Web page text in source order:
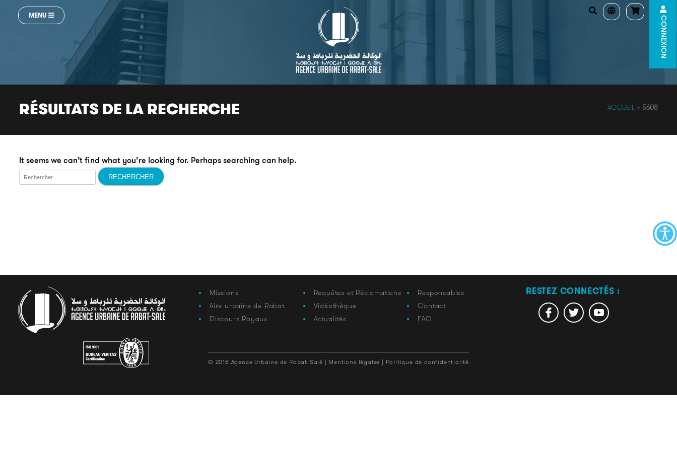
MENU CONNEXION
RÉSULTATS DE LA RECHERCHE ACCUEIL» 5608
It seems we can’t find what you’re looking for. Perhaps searching can help.
Rechercher :
Missions
Aire urbaine de Rabat
Discours Royaux
Requêtes et Réclamations
Vidéothèque
Actualités
Responsables
Contact
FAQ
RESTEZ CONNECTÉS :
© 2018 Agence Urbaine de Rabat-Salé | Mentions légales | Politique de confidentialité